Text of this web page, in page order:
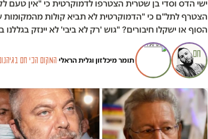
ישי הדס וסדי בן שטרית הצטרפו לדמוקרטית כי "אין טעם
הצטרף לתל"ם כי "הדמוקרטית לא תביא קולות מהמקומות
הסוף או ישקלו חיבורים? "גוש 'רק לא ביבי' לא יינזק בגללנו
תומר מיכלזון וגלית הראלי·המקום הכי חם